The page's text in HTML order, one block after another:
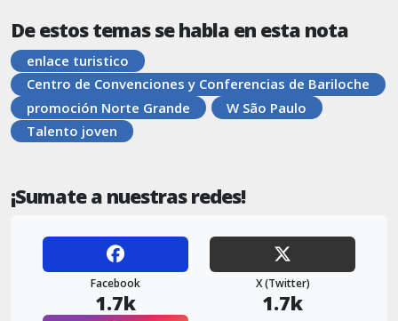
De estos temas se habla en esta nota
enlace turistico
Centro de Convenciones y Conferencias de Bariloche
promoción Norte Grande
W São Paulo
Talento joven
¡Sumate a nuestras redes!
Facebook
1.7k
X (Twitter)
1.7k